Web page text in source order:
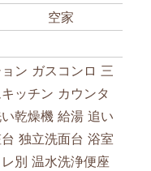
空家
ン ガスコンロ 三
ッチン カウンタ
乾燥機 給湯 追い
独立洗面台 浴室
別 温水洗浄便座